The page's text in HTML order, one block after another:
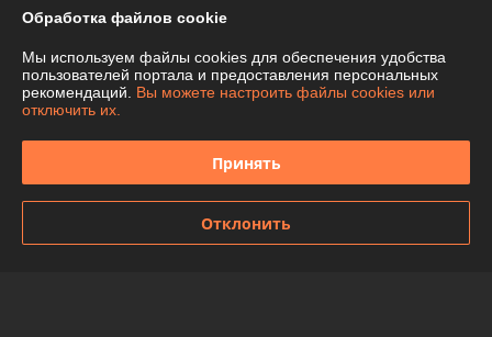
О нас
Контакты
Обработка файлов cookie
Мы используем файлы cookies для обеспечения удобства
пользователей портала и предоставления персональных
рекомендаций. Вы можете настроить файлы cookies или
отключить их.
Принять
Отклонить